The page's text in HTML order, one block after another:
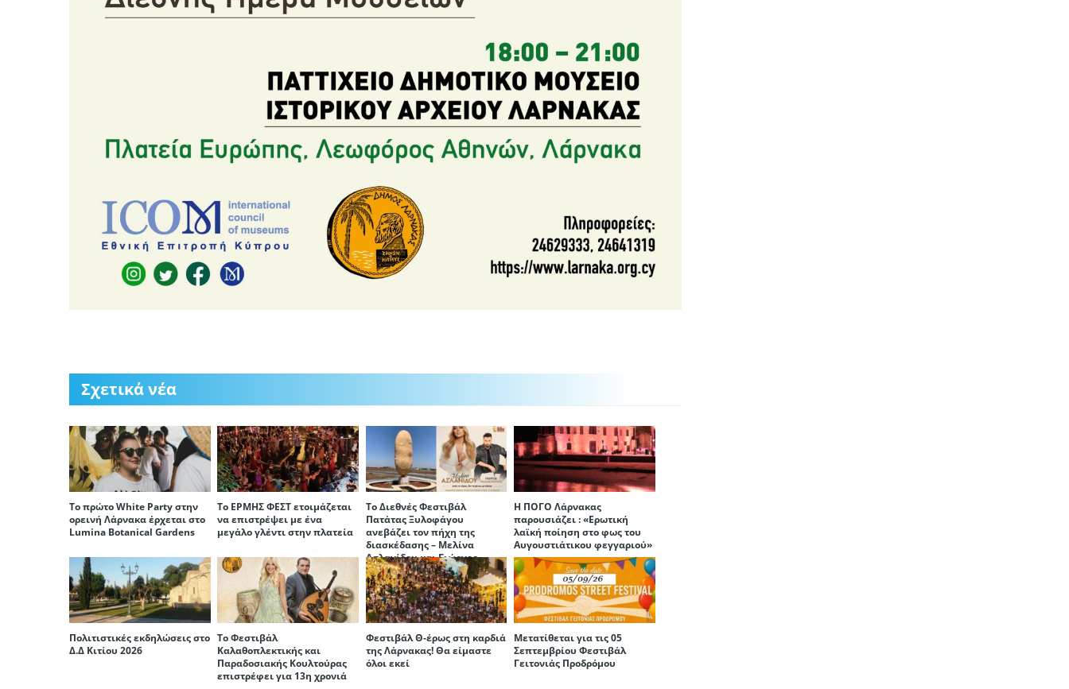
Σχετικά νέα
Το πρώτο White Party στην
ορεινή Λάρνακα έρχεται στο
Lumina Botanical Gardens
Το ΕΡΜΗΣ ΦΕΣΤ ετοιμάζεται
να επιστρέψει με ένα
μεγάλο γλέντι στην πλατεία
Το Διεθνές Φεστιβάλ
Πατάτας Ξυλοφάγου
ανεβάζει τον πήχη της
διασκέδασης – Μελίνα
Ασλανίδου και Γιώργος
Παπαδόπουλος στο
πρόγραμμα
Η ΠΟΓΟ Λάρνακας
παρουσιάζει : «Ερωτική
λαϊκή ποίηση στο φως του
Αυγουστιάτικου φεγγαριού»
Πολιτιστικές εκδηλώσεις στο
Δ.Δ Κιτίου 2026
Το Φεστιβάλ
Καλαθοπλεκτικής και
Παραδοσιακής Κουλτούρας
επιστρέφει για 13η χρονιά
Φεστιβάλ Θ-έρως στη καρδιά
της Λάρνακας! Θα είμαστε
όλοι εκεί
Μετατίθεται για τις 05
Σεπτεμβρίου Φεστιβάλ
Γειτονιάς Προδρόμου